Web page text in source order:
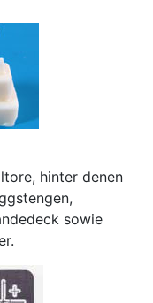
hinter denen
sowie